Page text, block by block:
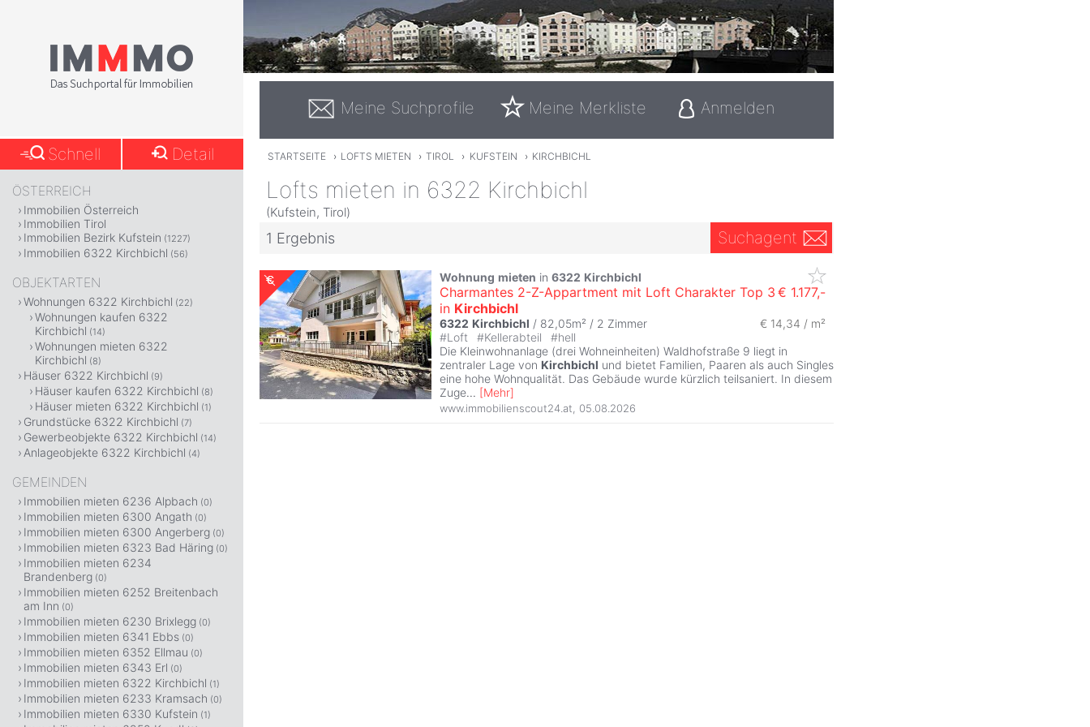
Meine Suchprofile Meine Merkliste Anmelden
STARTSEITE › LOFTS MIETEN › TIROL › KUFSTEIN › KIRCHBICHL
Lofts mieten in 6322 Kirchbichl
(Kufstein, Tirol)
1 Ergebnis Suchagent
Wohnung mieten in 6322 Kirchbichl
Charmantes 2-Z-Appartment mit Loft Charakter Top 3
in Kirchbichl
€ 1.177,-
6322 Kirchbichl / 82,05m² / 2 Zimmer
€ 14,34 / m²
#Loft #Kellerabteil #hell
Die Kleinwohnanlage (drei Wohneinheiten) Waldhofstraße 9 liegt in
zentraler Lage von Kirchbichl und bietet Familien, Paaren als auch Singles
eine hohe Wohnqualität. Das Gebäude wurde kürzlich teilsaniert. In diesem
Zuge... [Mehr]
www.immobilienscout24.at 05.08.2026
Schnell Detail
ÖSTERREICH
Immobilien Österreich
Immobilien Tirol
Immobilien Bezirk Kufstein (1227)
Immobilien 6322 Kirchbichl (56)
OBJEKTARTEN
Wohnungen 6322 Kirchbichl (22)
Wohnungen kaufen 6322
Kirchbichl (14)
Wohnungen mieten 6322
Kirchbichl (8)
Häuser 6322 Kirchbichl (9)
Häuser kaufen 6322 Kirchbichl (8)
Häuser mieten 6322 Kirchbichl (1)
Grundstücke 6322 Kirchbichl (7)
Gewerbeobjekte 6322 Kirchbichl (14)
Anlageobjekte 6322 Kirchbichl (4)
GEMEINDEN
Immobilien mieten 6236 Alpbach (0)
Immobilien mieten 6300 Angath (0)
Immobilien mieten 6300 Angerberg (0)
Immobilien mieten 6323 Bad Häring (0)
Immobilien mieten 6234
Brandenberg (0)
Immobilien mieten 6252 Breitenbach
am Inn (0)
Immobilien mieten 6230 Brixlegg (0)
Immobilien mieten 6341 Ebbs (0)
Immobilien mieten 6352 Ellmau (0)
Immobilien mieten 6343 Erl (0)
Immobilien mieten 6322 Kirchbichl (1)
Immobilien mieten 6233 Kramsach (0)
Immobilien mieten 6330 Kufstein (1)